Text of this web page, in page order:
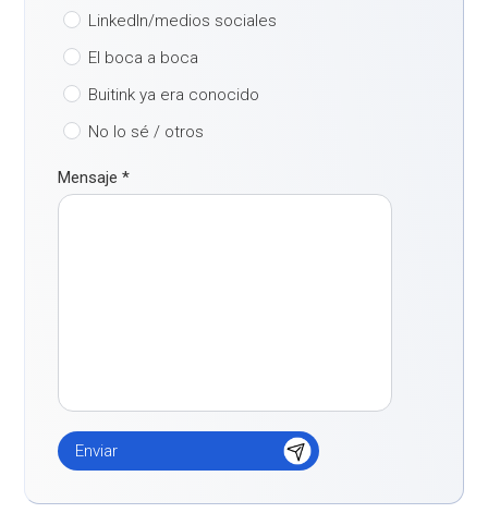
LinkedIn/medios sociales
El boca a boca
Buitink ya era conocido
No lo sé / otros
Mensaje*